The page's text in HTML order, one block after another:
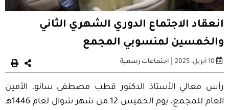
انعقاد الاجتماع الدوري الشهري الثاني
والخمسين لمنسوبي المجمع
10 أبريل، 2025 | اجتماعات رسمية
رأس معالي الأستاذ الدكتور قطب مصطفى سانو، الأمين
العام للمجمع، يوم الخميس 12 من شهر شوال لعام 1446هـ